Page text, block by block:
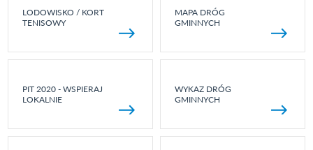
LODOWISKO / KORT
TENISOWY
MAPA DRÓG
GMINNYCH
PIT 2020 - WSPIERAJ
LOKALNIE
WYKAZ DRÓG
GMINNYCH